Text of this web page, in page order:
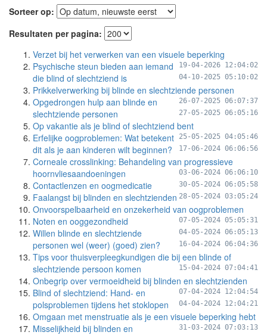
Sorteer op:
Resultaten per pagina:
Verzet bij het verwerken van een visuele beperking
19-04-2026 12:04:02
Psychische steun bieden aan iemand
die blind of slechtziend is
04-10-2025 05:10:02
Prikkelverwerking bij blinde en slechtziende personen
26-07-2025 06:07:37
Opgedrongen hulp aan blinde en
slechtziende personen
27-05-2025 06:05:16
Op vakantie als je blind of slechtziend bent
25-05-2025 04:05:46
Erfelijke oogproblemen: Wat betekent
dit als je aan kinderen wilt beginnen?
17-06-2024 06:06:56
Corneale crosslinking: Behandeling van progressieve
hoornvliesaandoeningen
03-06-2024 06:06:10
Contactlenzen en oogmedicatie 30-05-2024 06:05:58
Faalangst bij blinden en slechtzienden 28-05-2024 03:05:24
Onvoorspelbaarheid en onzekerheid van oogproblemen
07-05-2024 05:05:31
Noten en ooggezondheid
04-05-2024 06:05:13
Willen blinde en slechtziende
personen wel (weer) (goed) zien?
16-04-2024 06:04:36
Tips voor thuisverpleegkundigen die bij een blinde of
slechtziende persoon komen
15-04-2024 07:04:41
Onbegrip over vermoeidheid bij blinden en slechtzienden
07-04-2024 12:04:54
Blind of slechtziend: Hand- en
polsproblemen tijdens het stoklopen
04-04-2024 12:04:21
Omgaan met menstruatie als je een visuele beperking hebt
31-03-2024 07:03:13
Misselijkheid bij blinden en